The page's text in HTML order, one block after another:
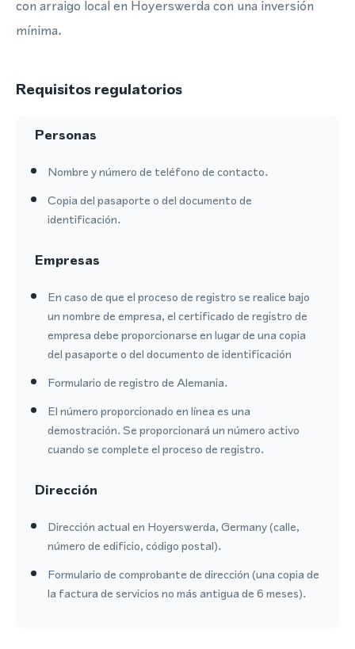
con arraigo local en Hoyerswerda con una inversión
mínima.
Requisitos regulatorios
Personas
Nombre y número de teléfono de contacto.
Copia del pasaporte o del documento de
identificación.
Empresas
En caso de que el proceso de registro se realice bajo
un nombre de empresa, el certificado de registro de
empresa debe proporcionarse en lugar de una copia
del pasaporte o del documento de identificación
Formulario de registro de Alemania.
El número proporcionado en línea es una
demostración. Se proporcionará un número activo
cuando se complete el proceso de registro.
Dirección
Dirección actual en Hoyerswerda, Germany (calle,
número de edificio, código postal).
Formulario de comprobante de dirección (una copia de
la factura de servicios no más antigua de 6 meses).